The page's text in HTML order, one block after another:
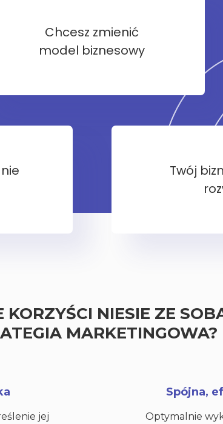
Chcesz zmienić
model biznesowy
Twój
KORZYŚCI NIESIE ZE
MARKETINGOWA?
jej
Spójna,
Optymalnie